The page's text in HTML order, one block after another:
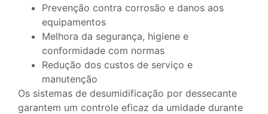
Prevenção contra corrosão e danos aos
equipamentos
Melhora da segurança, higiene e
conformidade com normas
Redução dos custos de serviço e
manutenção
Os sistemas de desumidificação por dessecante
garantem um controle eficaz da umidade durante